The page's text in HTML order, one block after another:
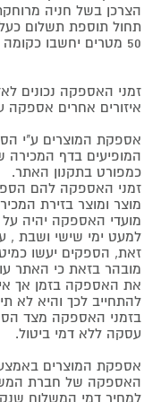
הצרכן בשל חניה
תחול תוספת תשלום
50 מטרים יחשבו כקומה נוספת).
זמני האספקה נכונים
איזורים אחרים אספקה עד 14 ימי עסקים
אספקת המוצרים ע"י
המופיעים בדף המכירה
כמפורט בתקנון האתר.
זמני האספקה להם
מוצר ומוצר בזירת
מועדי האספקה יהיה על
למעט ימי שישי ושבת ,
זאת, הספקים יעשו
מובהר בזאת כי האתר
את האספקה בזמן אך
להתחייב לכך והיא לא
בזמני האספקה מצד
עסקה ללא דמי ביטול.
אספקת המוצרים
האספקה של חברת
למחיר דמי המשלוח